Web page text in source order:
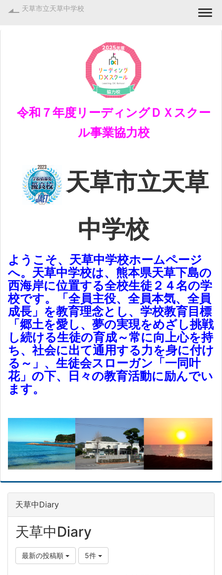
天草市立天草中学校
令和７年度リーディングＤＸスクー
ル事業協力校
天草市立天草
中学校
ようこそ、天草中学校ホームページ
へ。天草中学校は、熊本県天草下島の
西海岸に位置する全校生徒２４名の学
校です。「全員主役、全員本気、全員
成長」を教育理念とし、学校教育目標
「郷土を愛し、夢の実現をめざし挑戦
し続ける生徒の育成～常に向上心を持
ち、社会に出て通用する力を身に付け
る～」、生徒会スローガン「一同叶
花」の下、日々の教育活動に励んでい
ます。
天草中Diary
天草中Diary
最新の投稿順 5件